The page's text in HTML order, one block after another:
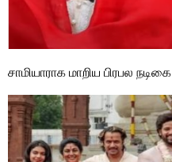
சாமியாராக மாறிய பிரபல நடிகை